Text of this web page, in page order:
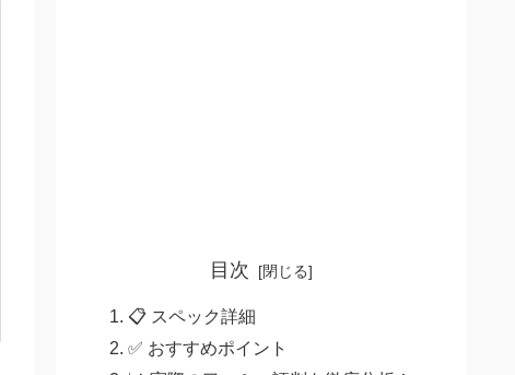
目次
📋 スペック詳細
✅ おすすめポイント